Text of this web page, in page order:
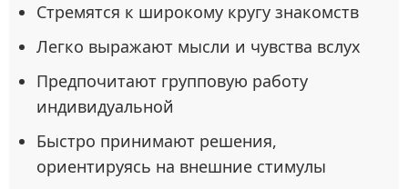
Стремятся к широкому кругу знакомств
Легко выражают мысли и чувства вслух
Предпочитают групповую работу
индивидуальной
Быстро принимают решения,
ориентируясь на внешние стимулы